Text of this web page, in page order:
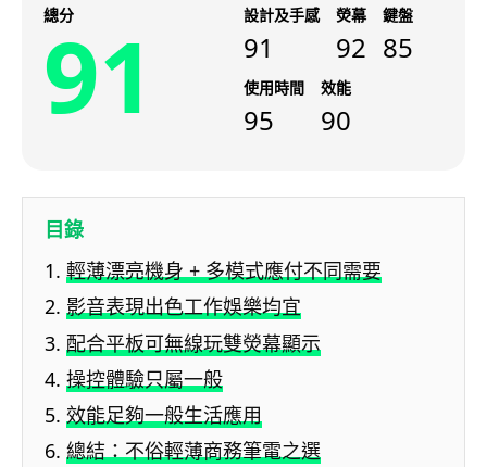
總分
91 設計及手感
91
熒幕
92
鍵盤
85
使用時間
95
效能
90
目錄
輕薄漂亮機身 + 多模式應付不同需要
影音表現出色工作娛樂均宜
配合平板可無線玩雙熒幕顯示
操控體驗只屬一般
效能足夠一般生活應用
總結：不俗輕薄商務筆電之選